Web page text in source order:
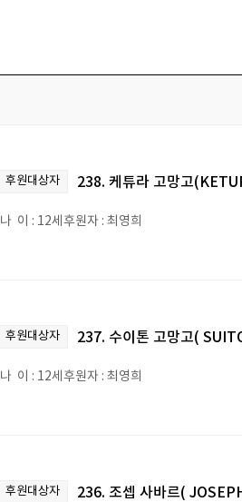
후원대상자 238. 케튜라 고망고
나 이 : 12세후원자 : 최영희
후원대상자 237. 수이톤 고망고(
나 이 : 12세후원자 : 최영희
후원대상자 236. 조셉 사바르(